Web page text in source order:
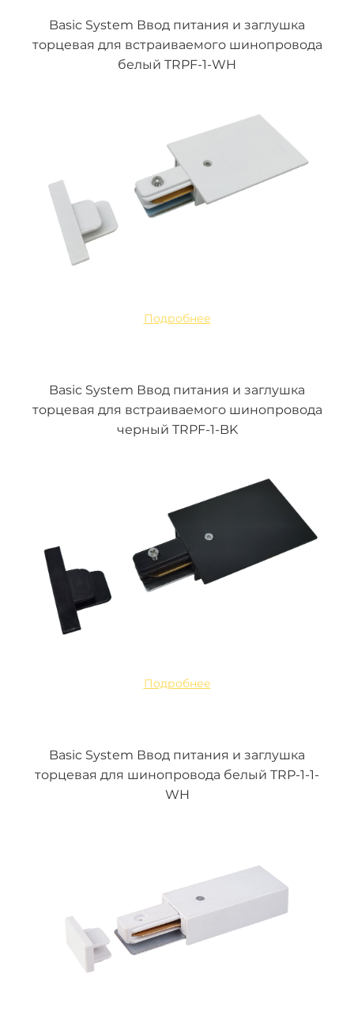
Basic System Ввод питания и заглушка
торцевая для встраиваемого шинопровода
белый TRPF-1-WH
Подробнее
Basic System Ввод питания и заглушка
торцевая для встраиваемого шинопровода
черный TRPF-1-BK
Подробнее
Basic System Ввод питания и заглушка
торцевая для шинопровода белый TRP-1-1-
WH